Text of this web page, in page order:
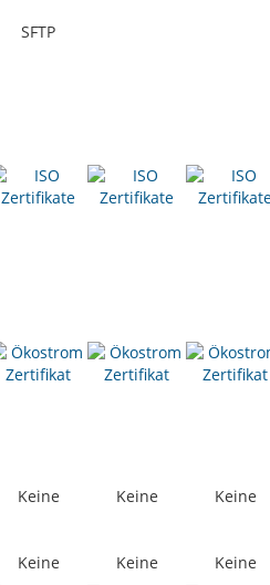
SFTP
Keine Keine Keine
Keine Keine Keine